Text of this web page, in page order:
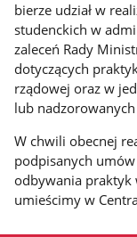
bierze udział w
studenckich w
zaleceń Rady
dotyczących
rządowej oraz w
lub
W chwili obecnej
podpisanych
odbywania praktyk
umieścimy w